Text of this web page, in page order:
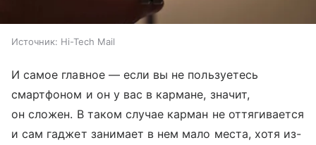
Источник: Hi-Tech Mail
И самое главное — если вы не пользуетесь
смартфоном и он у вас в кармане, значит,
он сложен. В таком случае карман не оттягивается
и сам гаджет занимает в нем мало места, хотя из-